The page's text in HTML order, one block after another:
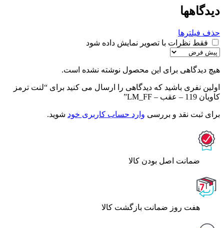
دیدگاهها
حذف فیلترها
فقط نظرات با تصویر نمایش داده شود
هیچ دیدگاهی برای این محصول نوشته نشده است.
اولین نفری باشید که دیدگاهی را ارسال می کنید برای “لنت ترمز
کاویان 119 – عقب – LM_FF”
برای ثبت نقد و بررسی وارد حساب کاربری خود شوید.
ﺿﻤﺎﻧﺖ اﺻﻞ ﺑﻮدن ﮐﺎﻟﺎ
هفت روز ضمانت بازگشت کالا